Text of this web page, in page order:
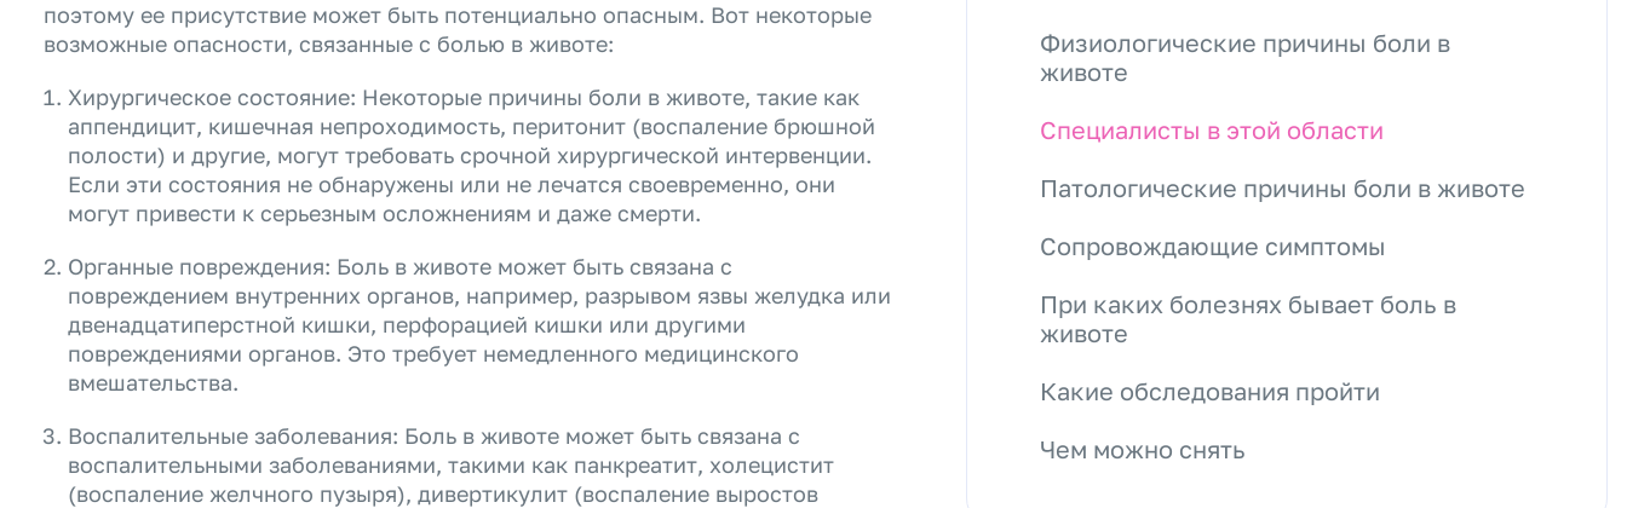
поэтому ее присутствие может быть потенциально опасным. Вот некоторые
возможные опасности, связанные с болью в животе:
Хирургическое состояние: Некоторые причины боли в животе, такие как
аппендицит, кишечная непроходимость, перитонит (воспаление брюшной
полости) и другие, могут требовать срочной хирургической интервенции.
Если эти состояния не обнаружены или не лечатся своевременно, они
могут привести к серьезным осложнениям и даже смерти.
Органные повреждения: Боль в животе может быть связана с
повреждением внутренних органов, например, разрывом язвы желудка или
двенадцатиперстной кишки, перфорацией кишки или другими
повреждениями органов. Это требует немедленного медицинского
вмешательства.
Воспалительные заболевания: Боль в животе может быть связана с
воспалительными заболеваниями, такими как панкреатит, холецистит
(воспаление желчного пузыря), дивертикулит (воспаление выростов
Физиологические причины боли в
животе
Специалисты в этой области
Патологические причины боли в животе
Сопровождающие симптомы
При каких болезнях бывает боль в
животе
Какие обследования пройти
Чем можно снять